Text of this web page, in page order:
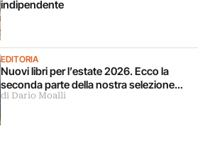
indipendente
EDITORIA
Nuovi libri per l’estate 2026. Ecco la
seconda parte della nostra selezione…
di Dario Moalli